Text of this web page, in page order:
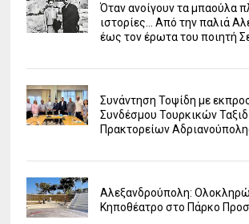
Όταν ανοίγουν τα μπαούλα
ιστορίες... Από την παλιά
έως τον έρωτα του ποιητή
Συνάντηση Τοψίδη με
Συνδέσμου Τουρκικών
Πρακτορείων
Αλεξανδρούπολη:
Κηποθέατρο στο Πάρκο